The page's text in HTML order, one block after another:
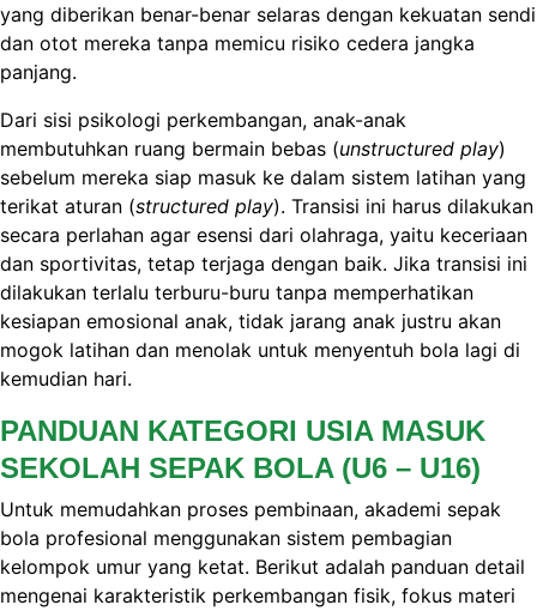
yang diberikan benar-benar selaras dengan kekuatan sendi
dan otot mereka tanpa memicu risiko cedera jangka
panjang.
Dari sisi psikologi perkembangan, anak-anak
membutuhkan ruang bermain bebas (unstructured play)
sebelum mereka siap masuk ke dalam sistem latihan yang
terikat aturan (structured play). Transisi ini harus dilakukan
secara perlahan agar esensi dari olahraga, yaitu keceriaan
dan sportivitas, tetap terjaga dengan baik. Jika transisi ini
dilakukan terlalu terburu-buru tanpa memperhatikan
kesiapan emosional anak, tidak jarang anak justru akan
mogok latihan dan menolak untuk menyentuh bola lagi di
kemudian hari.
PANDUAN KATEGORI USIA MASUK
SEKOLAH SEPAK BOLA (U6 – U16)
Untuk memudahkan proses pembinaan, akademi sepak
bola profesional menggunakan sistem pembagian
kelompok umur yang ketat. Berikut adalah panduan detail
mengenai karakteristik perkembangan fisik, fokus materi